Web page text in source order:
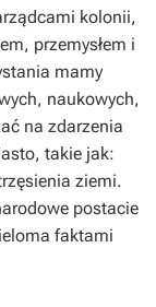
kolonii,
przemysłem i
mamy
naukowych,
na zdarzenia
takie jak:
ziemi.
postacie
faktami